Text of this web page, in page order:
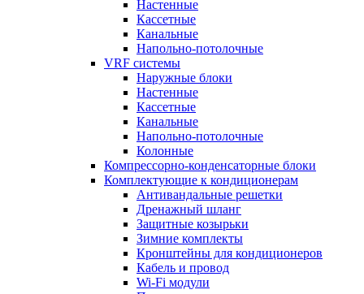
Настенные
Кассетные
Канальные
Напольно-потолочные
VRF системы
Наружные блоки
Настенные
Кассетные
Канальные
Напольно-потолочные
Колонные
Компрессорно-конденсаторные блоки
Комплектующие к кондиционерам
Антивандальные решетки
Дренажный шланг
Защитные козырьки
Зимние комплекты
Кронштейны для кондиционеров
Кабель и провод
Wi-Fi модули